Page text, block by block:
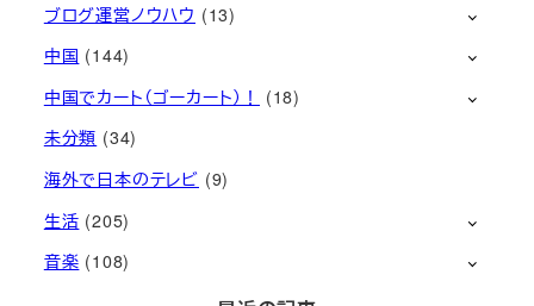
ブログ運営ノウハウ (13)
中国 (144)
中国でカート（ゴーカート）！
(18)
未分類 (34)
海外で日本のテレビ (9)
生活 (205)
音楽 (108)